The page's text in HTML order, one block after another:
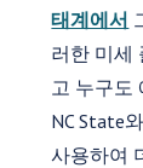
태계에서
러한 미세
고 누구도
NC State
사용하여